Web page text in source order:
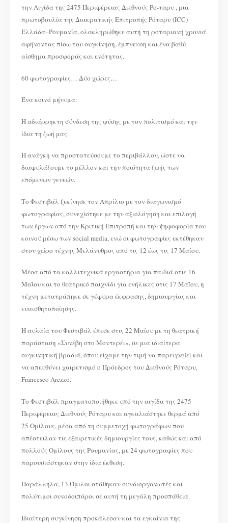
την Αιγίδα της 2475 Περιφέρειας Διεθνούς Ρο-ταρυ , μια
πρωτοβουλία της Διακρατικής Επιτροπής Ρόταρυ (ICC)
Ελλάδα–Ρουμανία, ολοκληρώθηκε αυτή τη ροταριανή χρονιά
αφήνοντας πίσω του συγκίνηση, έμπνευση και ένα βαθύ
αίσθημα προσφοράς και ενότητας.
60 φωτογραφίες… Δύο χώρες…
Ένα κοινό μήνυμα:
Η αδιάρρηκτη σύνδεση της φύσης με τον πολιτισμό και την
ίδια τη ζωή μας.
Η ανάγκη να προστατεύσουμε το περιβάλλον, ώστε να
διαφυλάξουμε το μέλλον και την ποιότητα ζωής των
επόμενων γενεών.
Το Φεστιβάλ ξεκίνησε τον Απρίλιο με τον διαγωνισμό
φωτογραφίας, συνεχίστηκε με την αξιολόγηση και επιλογή
των έργων από την Κριτική Επιτροπή και την ψηφοφορία του
κοινού μέσω των social media, ενώ οι φωτογραφίες εκτέθηκαν
στον χώρο τέχνης Μελάνυθρος από τις 12 έως τις 17 Μαΐου.
Μέσα από τα καλλιτεχνικά εργαστήρια για παιδιά στις 16
Μαΐου και το θεατρικό παιχνίδι για ενήλικες στις 17 Μαΐου, η
τέχνη μετατράπηκε σε γέφυρα έκφρασης, δημιουργίας και
ευαισθητοποίησης.
Η αυλαία του Φεστιβάλ έπεσε στις 22 Μαΐου με τη θεατρική
παράσταση «Συνέβη στο Μοντερέι», σε μια ιδιαίτερα
συγκινητική βραδιά, όπου είχαμε την τιμή να παρευρεθεί και
να απευθύνει χαιρετισμό ο Πρόεδρος του Διεθνούς Ρόταρυ,
Francesco Arezzo.
Το Φεστιβάλ πραγματοποιήθηκε υπό την αιγίδα της 2475
Περιφέρειας Διεθνούς Ρόταρυ και αγκαλιάστηκε θερμά από
25 Ομίλους, μέσα από τη συμμετοχή φωτογράφων που
απέστειλαν τις εξαιρετικές δημιουργίες τους, καθώς και από
πολλούς Ομίλους της Ρουμανίας, με 24 φωτογραφίες που
παρουσιάστηκαν στην ίδια έκθεση.
Παράλληλα, 13 Όμιλοι στάθηκαν συνδιοργανωτές και
πολύτιμοι συνοδοιπόροι σε αυτή τη μεγάλη προσπάθεια.
Ιδιαίτερη συγκίνηση προκάλεσαν και τα εγκαίνια της